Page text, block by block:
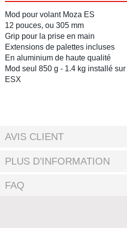
Mod pour volant Moza ES
12 pouces, ou 305 mm
Grip pour la prise en main
Extensions de palettes incluses
En aluminium de haute qualité
Mod seul 850 g - 1.4 kg installé sur
ESX
AVIS CLIENT
PLUS D’INFORMATION
FAQ